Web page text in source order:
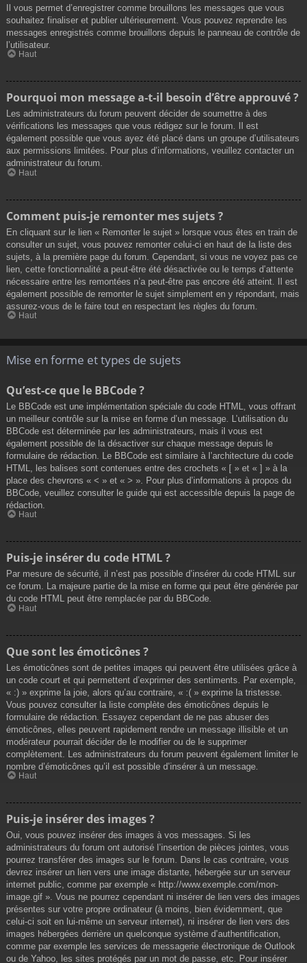
Il vous permet d’enregistrer comme brouillons les messages que vous
souhaitez finaliser et publier ultérieurement. Vous pouvez reprendre les
messages enregistrés comme brouillons depuis le panneau de contrôle de
l’utilisateur.
Haut
Pourquoi mon message a-t-il besoin d’être approuvé ?
Les administrateurs du forum peuvent décider de soumettre à des
vérifications les messages que vous rédigez sur le forum. Il est
également possible que vous ayez été placé dans un groupe d’utilisateurs
aux permissions limitées. Pour plus d’informations, veuillez contacter un
administrateur du forum.
Haut
Comment puis-je remonter mes sujets ?
En cliquant sur le lien « Remonter le sujet » lorsque vous êtes en train de
consulter un sujet, vous pouvez remonter celui-ci en haut de la liste des
sujets, à la première page du forum. Cependant, si vous ne voyez pas ce
lien, cette fonctionnalité a peut-être été désactivée ou le temps d’attente
nécessaire entre les remontées n’a peut-être pas encore été atteint. Il est
également possible de remonter le sujet simplement en y répondant, mais
assurez-vous de le faire tout en respectant les règles du forum.
Haut
Mise en forme et types de sujets
Qu’est-ce que le BBCode ?
Le BBCode est une implémentation spéciale du code HTML, vous offrant
un meilleur contrôle sur la mise en forme d’un message. L’utilisation du
BBCode est déterminée par les administrateurs, mais il vous est
également possible de la désactiver sur chaque message depuis le
formulaire de rédaction. Le BBCode est similaire à l’architecture du code
HTML, les balises sont contenues entre des crochets « [ » et « ] » à la
place des chevrons « < » et « > ». Pour plus d’informations à propos du
BBCode, veuillez consulter le guide qui est accessible depuis la page de
rédaction.
Haut
Puis-je insérer du code HTML ?
Par mesure de sécurité, il n’est pas possible d’insérer du code HTML sur
ce forum. La majeure partie de la mise en forme qui peut être générée par
du code HTML peut être remplacée par du BBCode.
Haut
Que sont les émoticônes ?
Les émoticônes sont de petites images qui peuvent être utilisées grâce à
un code court et qui permettent d’exprimer des sentiments. Par exemple,
« :) » exprime la joie, alors qu’au contraire, « :( » exprime la tristesse.
Vous pouvez consulter la liste complète des émoticônes depuis le
formulaire de rédaction. Essayez cependant de ne pas abuser des
émoticônes, elles peuvent rapidement rendre un message illisible et un
modérateur pourrait décider de le modifier ou de le supprimer
complètement. Les administrateurs du forum peuvent également limiter le
nombre d’émoticônes qu’il est possible d’insérer à un message.
Haut
Puis-je insérer des images ?
Oui, vous pouvez insérer des images à vos messages. Si les
administrateurs du forum ont autorisé l’insertion de pièces jointes, vous
pourrez transférer des images sur le forum. Dans le cas contraire, vous
devrez insérer un lien vers une image distante, hébergée sur un serveur
internet public, comme par exemple « http://www.exemple.com/mon-
image.gif ». Vous ne pourrez cependant ni insérer de lien vers des images
présentes sur votre propre ordinateur (à moins, bien évidemment, que
celui-ci soit en lui-même un serveur internet), ni insérer de lien vers des
images hébergées derrière un quelconque système d’authentification,
comme par exemple les services de messagerie électronique de Outlook
ou de Yahoo, les sites protégés par un mot de passe, etc. Pour insérer